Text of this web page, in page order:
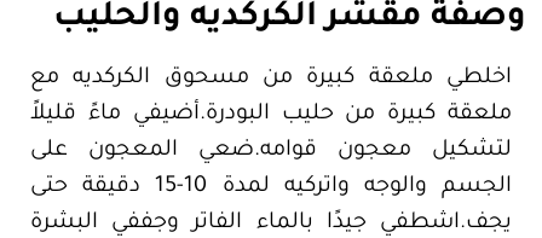
وصفة مقشر الكركديه والحليب
اخلطي ملعقة كبيرة من مسحوق الكركديه مع
ملعقة كبيرة من حليب البودرة.أضيفي ماءً قليلاً
لتشكيل معجون قوامه.ضعي المعجون على
الجسم والوجه واتركيه لمدة 10-15 دقيقة حتى
يجف.اشطفي جيدًا بالماء الفاتر وجففي البشرة